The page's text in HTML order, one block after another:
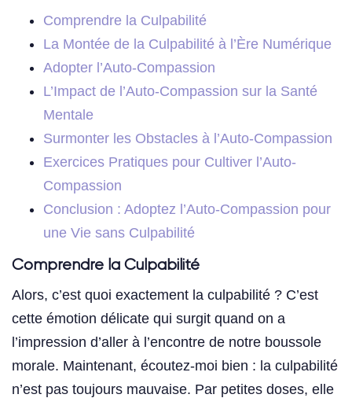
Comprendre la Culpabilité
La Montée de la Culpabilité à l’Ère Numérique
Adopter l’Auto-Compassion
L’Impact de l’Auto-Compassion sur la Santé
Mentale
Surmonter les Obstacles à l’Auto-Compassion
Exercices Pratiques pour Cultiver l’Auto-
Compassion
Conclusion : Adoptez l’Auto-Compassion pour
une Vie sans Culpabilité
Comprendre la Culpabilité
Alors, c’est quoi exactement la culpabilité ? C’est
cette émotion délicate qui surgit quand on a
l’impression d’aller à l’encontre de notre boussole
morale. Maintenant, écoutez-moi bien : la culpabilité
n’est pas toujours mauvaise. Par petites doses, elle